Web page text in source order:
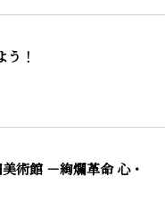
！
術館 －絢爛革命 心・